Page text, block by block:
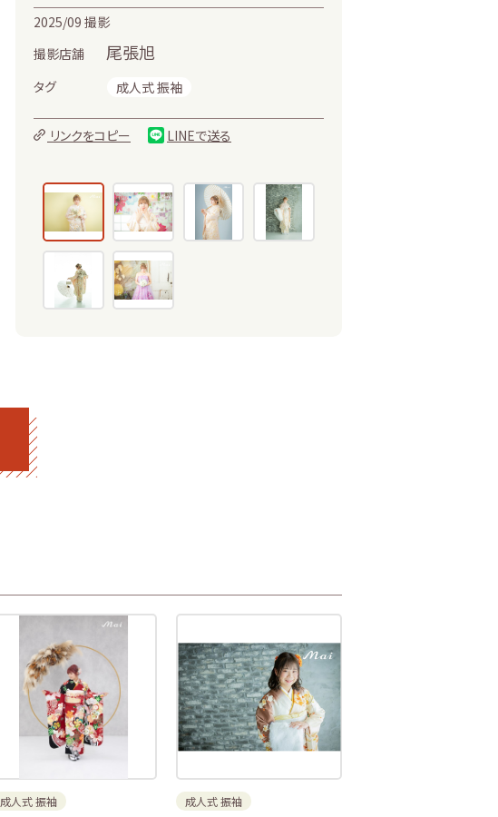
2025/09 撮影
撮影店舗
尾張旭
タグ 成人式 振袖
リンクをコピー LINEで送る
成人式 振袖 成人式 振袖